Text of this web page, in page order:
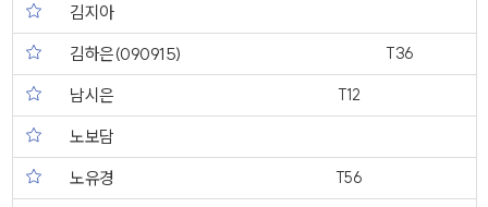
김지아
김하은(090915)
T36
남시은 T12
노보담
노유경
T56